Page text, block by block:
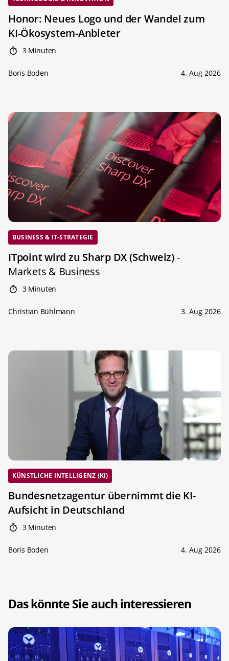
Honor: Neues Logo und der Wandel zum
KI-Ökosystem-Anbieter
3 Minuten
Boris Boden 4. Aug 2026
BUSINESS & IT-STRATEGIE
ITpoint wird zu Sharp DX (Schweiz)-
Markets & Business
3 Minuten
Christian Bühlmann 3. Aug 2026
KÜNSTLICHE INTELLIGENZ (KI)
Bundesnetzagentur übernimmt die KI-
Aufsicht in Deutschland
3 Minuten
Boris Boden 4. Aug 2026
Das könnte Sie auch interessieren